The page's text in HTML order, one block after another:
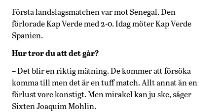
Första landslagsmatchen var mot Senegal. Den
förlorade Kap Verde med 2-0. Idag möter Kap Verde
Spanien.
Hur tror du att det går?
– Det blir en riktig mätning. De kommer att försöka
komma till men det är en tuff match. Allt annat än en
förlust vore konstigt. Men mirakel kan ju ske, säger
Sixten Joaquim Mohlin.